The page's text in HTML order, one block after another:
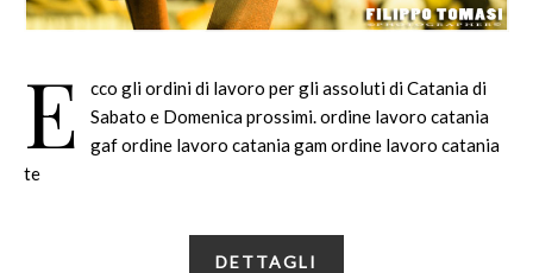
E
cco gli ordini di lavoro per gli assoluti di Catania di
Sabato e Domenica prossimi. ordine lavoro catania
gaf ordine lavoro catania gam ordine lavoro catania
te
DETTAGLI